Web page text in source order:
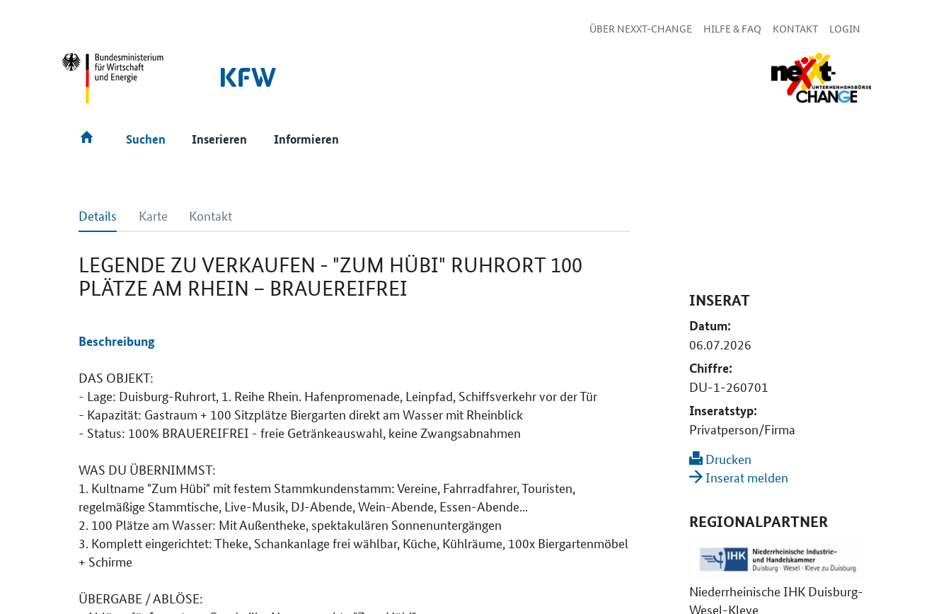
ÜBER NEXXT-CHANGE HILFE & FAQ KONTAKT LOGIN
Suchen Inserieren Informieren
Details Karte Kontakt
LEGENDE ZU VERKAUFEN - "ZUM HÜBI" RUHRORT 100
PLÄTZE AM RHEIN – BRAUEREIFREI
Details
Beschreibung
DAS OBJEKT:
- Lage: Duisburg-Ruhrort, 1. Reihe Rhein. Hafenpromenade, Leinpfad, Schiffsverkehr vor der Tür
- Kapazität: Gastraum + 100 Sitzplätze Biergarten direkt am Wasser mit Rheinblick
- Status: 100% BRAUEREIFREI - freie Getränkeauswahl, keine Zwangsabnahmen
WAS DU ÜBERNIMMST:
1. Kultname "Zum Hübi" mit festem Stammkundenstamm: Vereine, Fahrradfahrer, Touristen,
regelmäßige Stammtische, Live-Musik, DJ-Abende, Wein-Abende, Essen-Abende...
2. 100 Plätze am Wasser: Mit Außentheke, spektakulären Sonnenuntergängen
3. Komplett eingerichtet: Theke, Schankanlage frei wählbar, Küche, Kühlräume, 100x Biergartenmöbel
+ Schirme
ÜBERGABE / ABLÖSE:
INSERAT
Datum:
06.07.2026
Chiffre:
DU-1-260701
Inseratstyp:
Privatperson/Firma
Drucken
Inserat melden
REGIONALPARTNER
Niederrheinische IHK Duisburg-
Wesel-Kleve